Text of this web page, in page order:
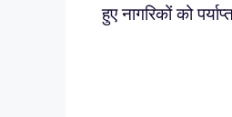
हुए नागरिकों को